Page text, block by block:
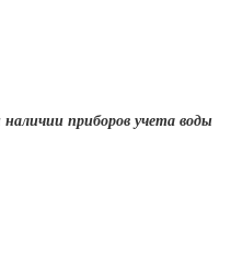
приборов учета воды